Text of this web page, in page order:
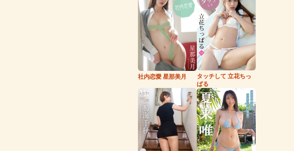
社内恋愛 星那美月
タッチして 立花ちっ
ぱる